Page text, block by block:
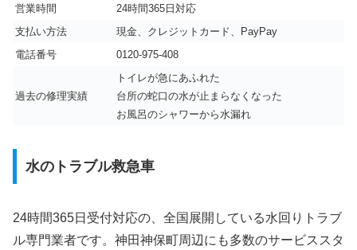
営業時間
24時間365日対応
支払い方法
現金、クレジットカード、PayPay
電話番号
0120-975-408
過去の修理実績
トイレが急にあふれた
台所の蛇口の水が止まらなくなった
お風呂のシャワーから水漏れ
水のトラブル救急車
24時間365日受付対応の、全国展開している水回りトラブ
ル専門業者です。神田神保町周辺にも多数のサービススタ